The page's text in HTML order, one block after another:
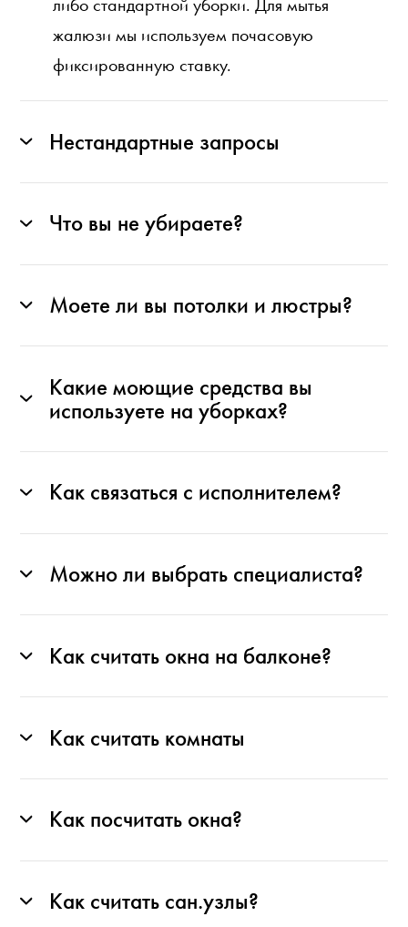
либо стандартной уборки. Для мытья
жалюзи мы используем почасовую
фиксированную ставку.
Нестандартные запросы
Что вы не убираете?
Моете ли вы потолки и люстры?
Какие моющие средства вы
используете на уборках?
Как связаться с исполнителем?
Можно ли выбрать специалиста?
Как считать окна на балконе?
Как считать комнаты
Как посчитать окна?
Как считать сан.узлы?